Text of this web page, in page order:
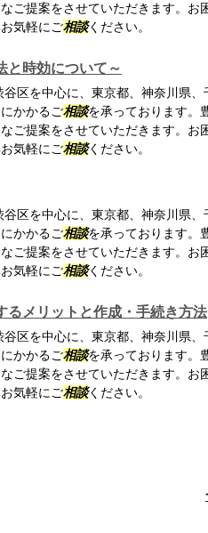
ご提案をさせていただきます。お
気軽にご相談ください。
と時効について～
谷区を中心に、東京都、神奈川県、
かかるご相談を承っております。
ご提案をさせていただきます。お
気軽にご相談ください。
谷区を中心に、東京都、神奈川県、
かかるご相談を承っております。
ご提案をさせていただきます。お
気軽にご相談ください。
るメリットと作成・手続き方法
谷区を中心に、東京都、神奈川県、
かかるご相談を承っております。
ご提案をさせていただきます。お
気軽にご相談ください。